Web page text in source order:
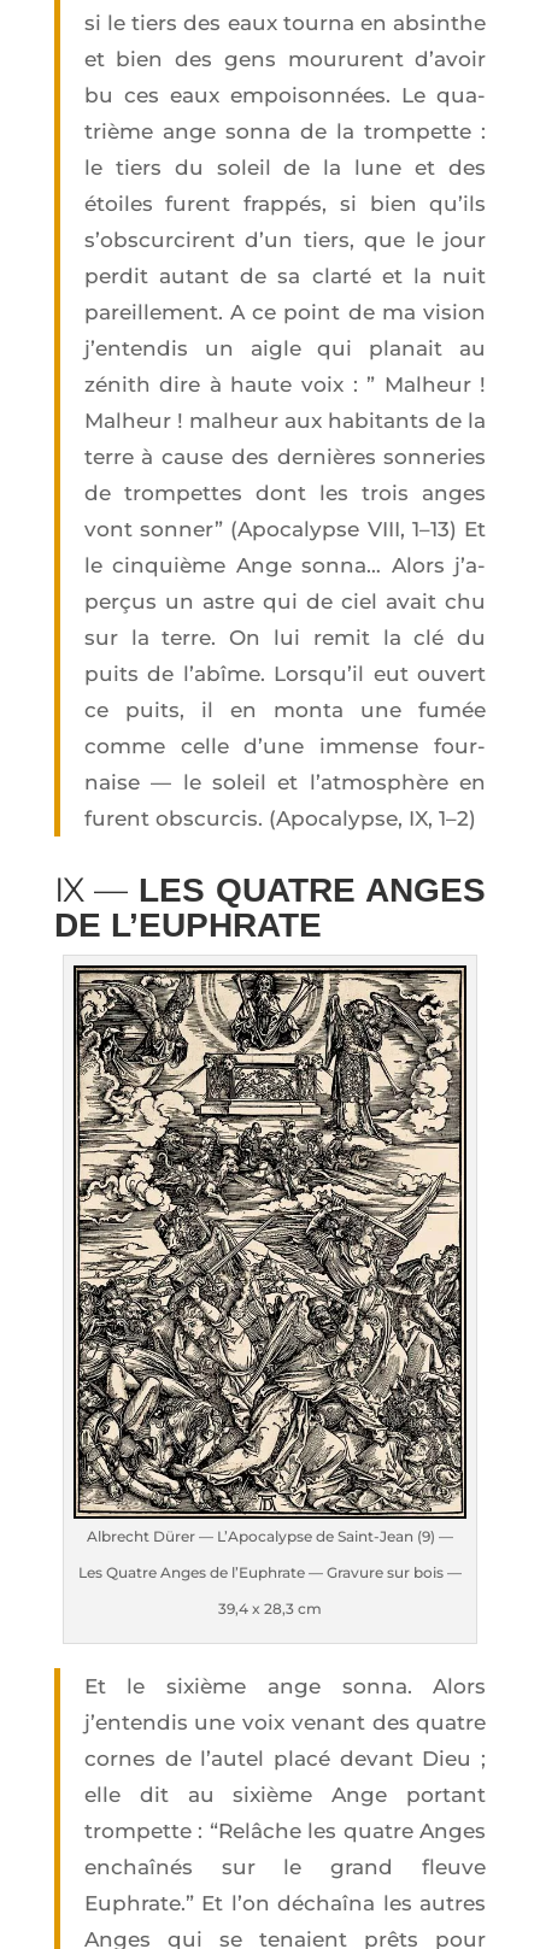
si le tiers des eaux tour­na en absinthe
et bien des gens mou­rurent d’a­voir
bu ces eaux empoi­son­nées. Le qua­
trième ange son­na de la trom­pette :
le tiers du soleil de la lune et des
étoiles furent frap­pés, si bien qu’ils
s’obs­cur­cirent d’un tiers, que le jour
per­dit autant de sa clar­té et la nuit
pareille­ment. A ce point de ma vision
j’en­ten­dis un aigle qui pla­nait au
zénith dire à haute voix : ” Mal­heur !
Mal­heur ! mal­heur aux habi­tants de la
terre à cause des der­nières son­ne­ries
de trom­pettes dont les trois anges
vont son­ner” (Apo­ca­lypse VIII, 1–13) Et
le cin­quième Ange son­na… Alors j’a­
per­çus un astre qui de ciel avait chu
sur la terre. On lui remit la clé du
puits de l’a­bîme. Lors­qu’il eut ouvert
ce puits, il en mon­ta une fumée
comme celle d’une immense four­
naise — le soleil et l’at­mo­sphère en
furent obs­cur­cis. (Apo­ca­lypse, IX, 1–2)
IX — LES QUATRE ANGES
DE L’EUPHRATE
Albrecht Dürer — L’A­po­ca­lypse de Saint-Jean (9) —
Les Quatre Anges de l’Eu­phrate — Gra­vure sur bois —
39,4 x 28,3 cm
Et le sixième ange son­na. Alors
j’entendis une voix venant des quatre
cornes de l’au­tel pla­cé devant Dieu ;
elle dit au sixième Ange por­tant
trom­pette : “Relâche les quatre Anges
enchaî­nés sur le grand fleuve
Euphrate.” Et l’on déchaî­na les autres
Anges qui se tenaient prêts pour